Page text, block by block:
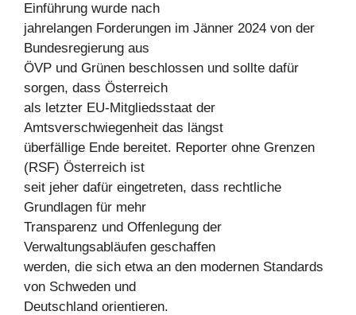
Einführung wurde nach
jahrelangen Forderungen im Jänner 2024 von der
Bundesregierung aus
ÖVP und Grünen beschlossen und sollte dafür
sorgen, dass Österreich
als letzter EU-Mitgliedsstaat der
Amtsverschwiegenheit das längst
überfällige Ende bereitet. Reporter ohne Grenzen
(RSF) Österreich ist
seit jeher dafür eingetreten, dass rechtliche
Grundlagen für mehr
Transparenz und Offenlegung der
Verwaltungsabläufen geschaffen
werden, die sich etwa an den modernen Standards
von Schweden und
Deutschland orientieren.